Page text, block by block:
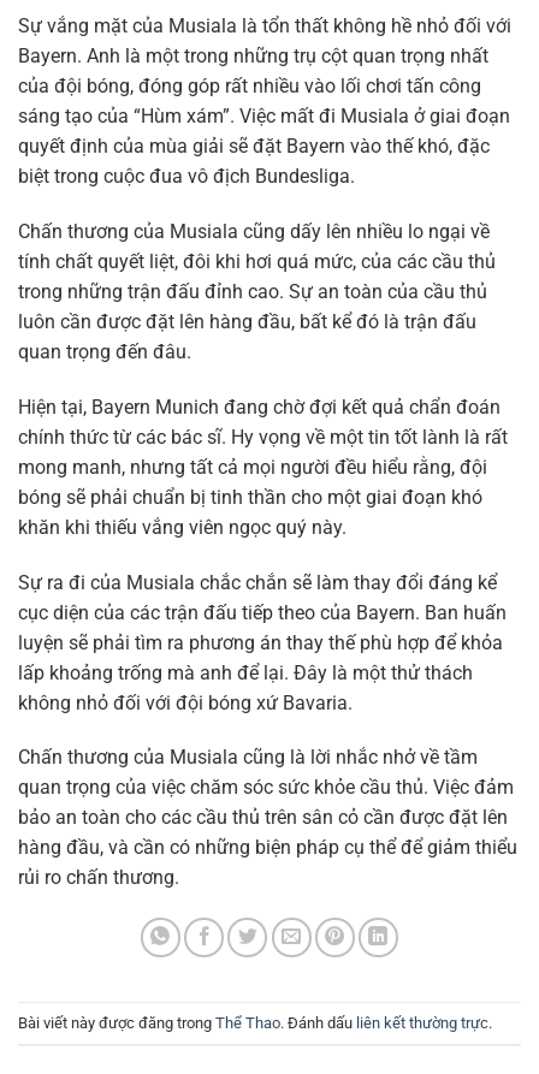
Sự vắng mặt của Musiala là tổn thất không hề nhỏ đối với
Bayern. Anh là một trong những trụ cột quan trọng nhất
của đội bóng, đóng góp rất nhiều vào lối chơi tấn công
sáng tạo của “Hùm xám”. Việc mất đi Musiala ở giai đoạn
quyết định của mùa giải sẽ đặt Bayern vào thế khó, đặc
biệt trong cuộc đua vô địch Bundesliga.
Chấn thương của Musiala cũng dấy lên nhiều lo ngại về
tính chất quyết liệt, đôi khi hơi quá mức, của các cầu thủ
trong những trận đấu đỉnh cao. Sự an toàn của cầu thủ
luôn cần được đặt lên hàng đầu, bất kể đó là trận đấu
quan trọng đến đâu.
Hiện tại, Bayern Munich đang chờ đợi kết quả chẩn đoán
chính thức từ các bác sĩ. Hy vọng về một tin tốt lành là rất
mong manh, nhưng tất cả mọi người đều hiểu rằng, đội
bóng sẽ phải chuẩn bị tinh thần cho một giai đoạn khó
khăn khi thiếu vắng viên ngọc quý này.
Sự ra đi của Musiala chắc chắn sẽ làm thay đổi đáng kể
cục diện của các trận đấu tiếp theo của Bayern. Ban huấn
luyện sẽ phải tìm ra phương án thay thế phù hợp để khỏa
lấp khoảng trống mà anh để lại. Đây là một thử thách
không nhỏ đối với đội bóng xứ Bavaria.
Chấn thương của Musiala cũng là lời nhắc nhở về tầm
quan trọng của việc chăm sóc sức khỏe cầu thủ. Việc đảm
bảo an toàn cho các cầu thủ trên sân cỏ cần được đặt lên
hàng đầu, và cần có những biện pháp cụ thể để giảm thiểu
rủi ro chấn thương.
Bài viết này được đăng trong Thể Thao. Đánh dấu liên kết thường trực.